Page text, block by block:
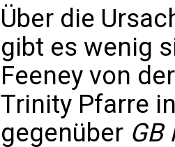
Über die
gibt es wenig
Feeney von
Trinity Pfarre
gegenüber GB